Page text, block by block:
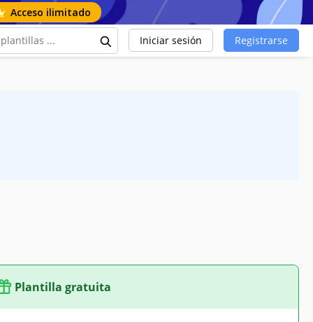
Acceso ilimitado
Iniciar sesión Registrarse
Plantilla gratuita